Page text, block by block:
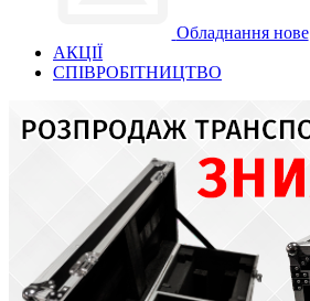
Обладнання нове
АКЦІЇ
СПІВРОБІТНИЦТВО